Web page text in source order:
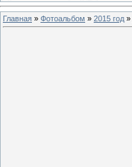
Главная » Фотоальбом » 2015 год »